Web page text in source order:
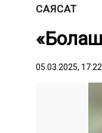
САЯСАТ
05.03.2025,